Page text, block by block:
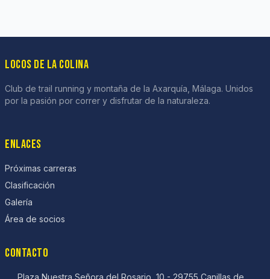
LOCOS DE LA COLINA
Club de trail running y montaña de la Axarquía, Málaga. Unidos
por la pasión por correr y disfrutar de la naturaleza.
ENLACES
Próximas carreras
Clasificación
Galería
Área de socios
CONTACTO